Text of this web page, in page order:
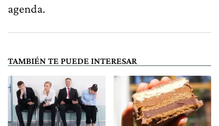
agenda.
TAMBIÉN TE PUEDE INTERESAR